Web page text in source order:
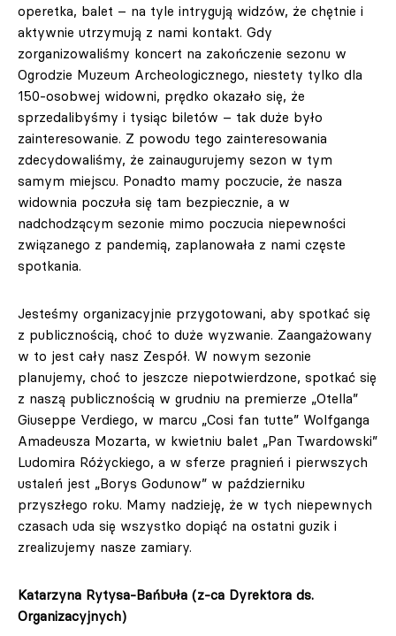
operetka, balet – na tyle intrygują widzów, że chętnie i
aktywnie utrzymują z nami kontakt. Gdy
zorganizowaliśmy koncert na zakończenie sezonu w
Ogrodzie Muzeum Archeologicznego, niestety tylko dla
150-osobwej widowni, prędko okazało się, że
sprzedalibyśmy i tysiąc biletów – tak duże było
zainteresowanie. Z powodu tego zainteresowania
zdecydowaliśmy, że zainaugurujemy sezon w tym
samym miejscu. Ponadto mamy poczucie, że nasza
widownia poczuła się tam bezpiecznie, a w
nadchodzącym sezonie mimo poczucia niepewności
związanego z pandemią, zaplanowała z nami częste
spotkania.
Jesteśmy organizacyjnie przygotowani, aby spotkać się
z publicznością, choć to duże wyzwanie. Zaangażowany
w to jest cały nasz Zespół. W nowym sezonie
planujemy, choć to jeszcze niepotwierdzone, spotkać się
z naszą publicznością w grudniu na premierze „Otella”
Giuseppe Verdiego, w marcu „Cosi fan tutte” Wolfganga
Amadeusza Mozarta, w kwietniu balet „Pan Twardowski”
Ludomira Różyckiego, a w sferze pragnień i pierwszych
ustaleń jest „Borys Godunow” w październiku
przyszłego roku. Mamy nadzieję, że w tych niepewnych
czasach uda się wszystko dopiąć na ostatni guzik i
zrealizujemy nasze zamiary.
Katarzyna Rytysa-Bańbuła (z-ca Dyrektora ds.
Organizacyjnych)